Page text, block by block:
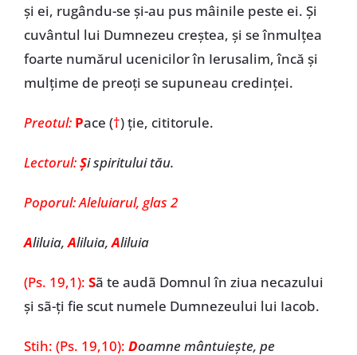
și ei, rugându-se și-au pus mâinile peste ei. Și
cuvântul lui Dumnezeu creștea, și se înmulțea
foarte numărul ucenicilor în Ierusalim, încă și
mulțime de preoți se supuneau credinței.
Preotul: Pace (†) ţie, cititorule.
Lectorul:Şi spiritului tău.
Poporul:Aleluiarul, glas 2
Aliluia,Aliluia,Aliluia
(Ps. 19,1): Sã te audã Domnul în ziua necazului
și sã-ți fie scut numele Dumnezeului lui Iacob.
Stih: (Ps. 19,10): Doamne mântuiește, pe